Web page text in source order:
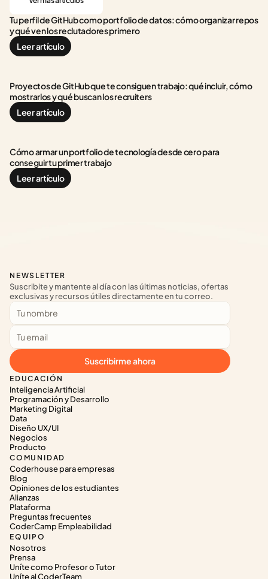
Tu perfil de GitHub como portfolio de datos: cómo organizar repos
y qué ven los reclutadores primero
Leer artículo
Proyectos de GitHub que te consiguen trabajo: qué incluir, cómo
mostrarlos y qué buscan los recruiters
Leer artículo
Cómo armar un portfolio de tecnología desde cero para
conseguir tu primer trabajo
Leer artículo
EDUCACIÓN
Inteligencia Artificial
Programación y Desarrollo
Marketing Digital
Data
Diseño UX/UI
Negocios
Producto
COMUNIDAD
Coderhouse para empresas
Blog
Opiniones de los estudiantes
Alianzas
Plataforma
Preguntas frecuentes
CoderCamp Empleabilidad
EQUIPO
Nosotros
Prensa
Uníte como Profesor o Tutor
Uníte al CoderTeam
NEWSLETTER
Suscribite y mantente al día con las últimas noticias, ofertas
exclusivas y recursos útiles directamente en tu correo.
Suscribirme ahora